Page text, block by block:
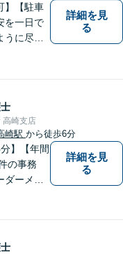
】【駐車
を一日で
に尽力
ておりま
りませ
詳細を見
る
高崎支店
崎駅 から徒歩6分
】【年間
の事務
ーメイ
い！
応可
詳細を見
る